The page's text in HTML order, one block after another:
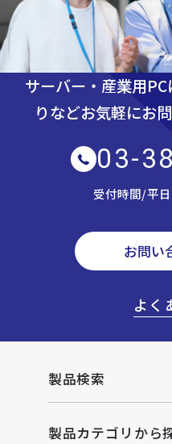
サーバー・産業用
りなどお気軽にお
03-
受付時間/平日
お問い
よく
製品検索
製品カテゴリから